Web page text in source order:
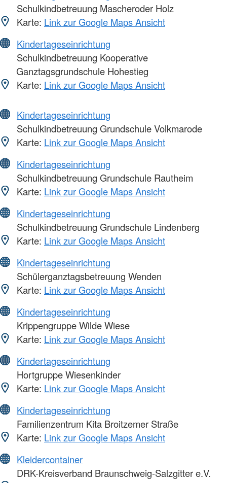
Schulkindbetreuung Mascheroder Holz
Karte: Link zur Google Maps Ansicht
Kindertageseinrichtung
Schulkindbetreuung Kooperative
Ganztagsgrundschule Hohestieg
Karte: Link zur Google Maps Ansicht
Kindertageseinrichtung
Schulkindbetreuung Grundschule Volkmarode
Karte: Link zur Google Maps Ansicht
Kindertageseinrichtung
Schulkindbetreuung Grundschule Rautheim
Karte: Link zur Google Maps Ansicht
Kindertageseinrichtung
Schulkindbetreuung Grundschule Lindenberg
Karte: Link zur Google Maps Ansicht
Kindertageseinrichtung
Schülerganztagsbetreuung Wenden
Karte: Link zur Google Maps Ansicht
Kindertageseinrichtung
Krippengruppe Wilde Wiese
Karte: Link zur Google Maps Ansicht
Kindertageseinrichtung
Hortgruppe Wiesenkinder
Karte: Link zur Google Maps Ansicht
Kindertageseinrichtung
Familienzentrum Kita Broitzemer Straße
Karte: Link zur Google Maps Ansicht
Kleidercontainer
DRK-Kreisverband Braunschweig-Salzgitter e.V.